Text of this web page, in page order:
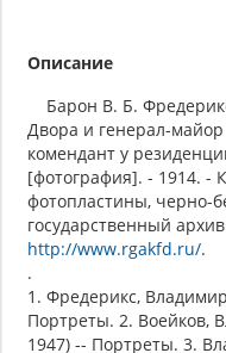
Описание
Барон В. Б.
Двора и генерал-
комендант у
[фотография]. - 1914. -
фотопластины, черно-
государственный
http://www.rgakfd.ru/.
.
1. Фредерикс,
Портреты. 2. Воейков,
1947) -- Портреты. 3.